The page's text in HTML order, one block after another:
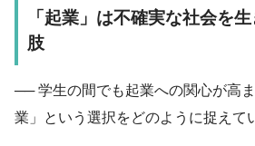
「起業」は不確実な社会を
肢
── 学生の間でも起業への関心が高
業」という選択をどのように捉えて